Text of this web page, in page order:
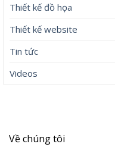
Thiết kế đồ họa
Thiết kế website
Tin tức
Videos
Về chúng tôi